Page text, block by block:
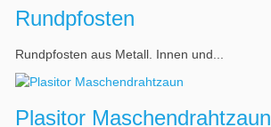
Rundpfosten
Rundpfosten aus Metall. Innen und...
Plasitor Maschendrahtzaun